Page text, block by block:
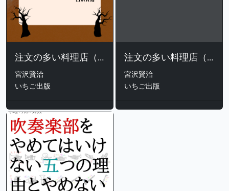
注文の多い料理店（古い日本語、未修整）
宮沢賢治
いちご出版
注文の多い料理店（古い日本語、修正版）
宮沢賢治
いちご出版